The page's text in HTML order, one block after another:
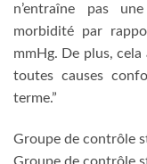
n’entraîne pas
morbidité par
mmHg. De plus,
toutes causes
terme.”
Groupe de contrôle
Groupe de contrôle